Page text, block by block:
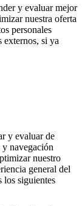
y evaluar mejor
nuestra oferta
personales
externos, si ya
y evaluar de
navegación
nuestro
general del
los siguientes